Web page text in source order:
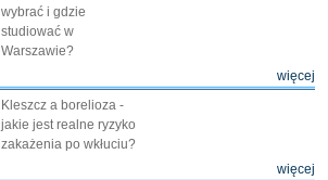
wybrać i gdzie
studiować w
Warszawie?
więcej
Kleszcz a borelioza -
jakie jest realne ryzyko
zakażenia po wkłuciu?
więcej